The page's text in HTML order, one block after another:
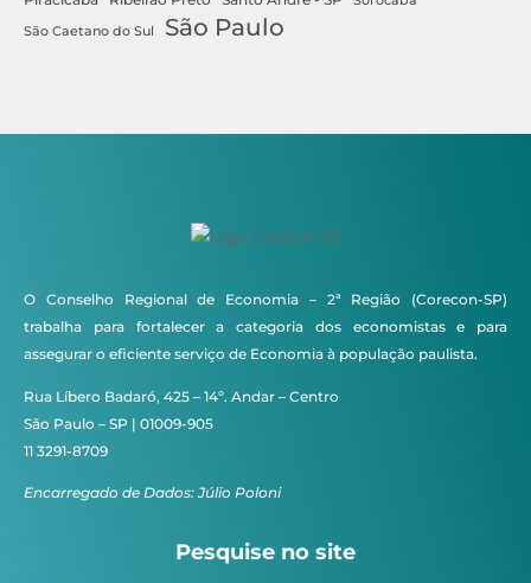
São Caetano do Sul
São Paulo
O Conselho Regional de Economia – 2ª Região (Corecon-SP)
trabalha para fortalecer a categoria dos economistas e para
assegurar o eficiente serviço de Economia à população paulista.
Rua Líbero Badaró, 425 – 14º. Andar – Centro
São Paulo – SP | 01009-905
11 3291-8709
Encarregado de Dados: Júlio Poloni
Pesquise no site